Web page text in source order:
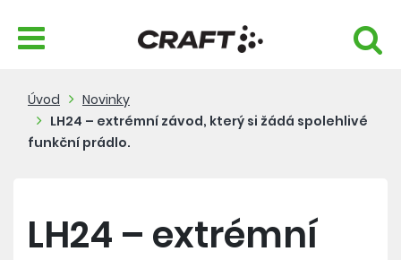
Úvod
Novinky
LH24 – extrémní závod, který si žádá spolehlivé
funkční prádlo.
LH24 – extrémní